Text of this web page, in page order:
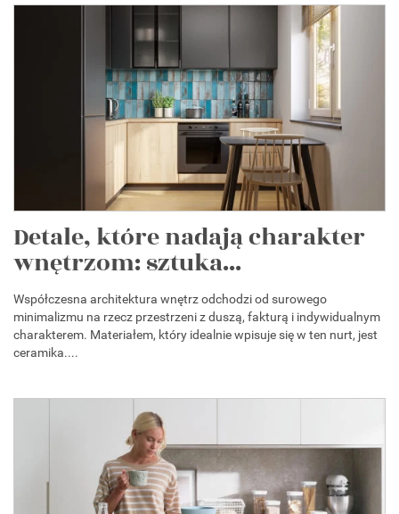
Detale, które nadają charakter
wnętrzom: sztuka...
Współczesna architektura wnętrz odchodzi od surowego
minimalizmu na rzecz przestrzeni z duszą, fakturą i indywidualnym
charakterem. Materiałem, który idealnie wpisuje się w ten nurt, jest
ceramika....